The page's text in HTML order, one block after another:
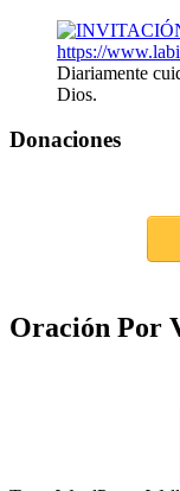
Diariamente
Dios.
Donaciones
Oración Por